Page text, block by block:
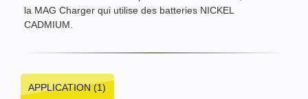
la MAG Charger qui utilise des batteries NICKEL
CADMIUM.
APPLICATION (1)